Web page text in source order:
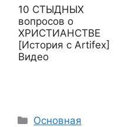
10 СТЫДНЫХ
вопросов о
ХРИСТИАНСТВЕ
[История с Artifex]
Видео
Рубрики
Основная